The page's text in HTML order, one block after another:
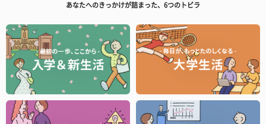
あなたへのきっかけが詰まった、6つのトビラ